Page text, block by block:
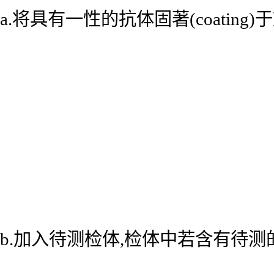
a.将具有一性的抗体固著(coating)
b.加入待测检体,检体中若含有待